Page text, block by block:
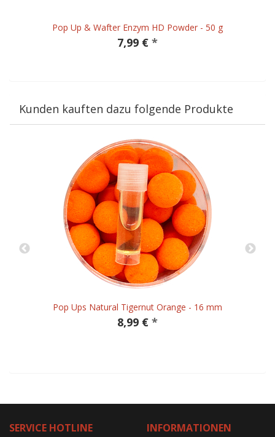
Pop Up & Wafter Enzym HD Powder - 50 g
7,99 € *
Kunden kauften dazu folgende Produkte
Pop Ups Natural Tigernut Orange - 16 mm
8,99 € *
SERVICE HOTLINE
INFORMATIONEN